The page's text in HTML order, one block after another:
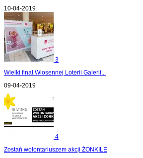
10-04-2019
3
Wielki finał Wiosennej Loterii Galerii...
09-04-2019
4
Zostań wolontariuszem akcji ŻONKILE